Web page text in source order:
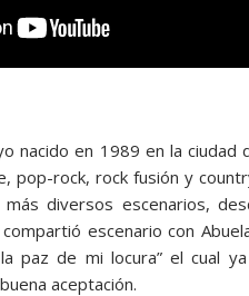
nacido en 1989 en la ciudad
pop-rock, rock fusión y
diversos escenarios,
escenario con
paz de mi locura” el cual
aceptación.